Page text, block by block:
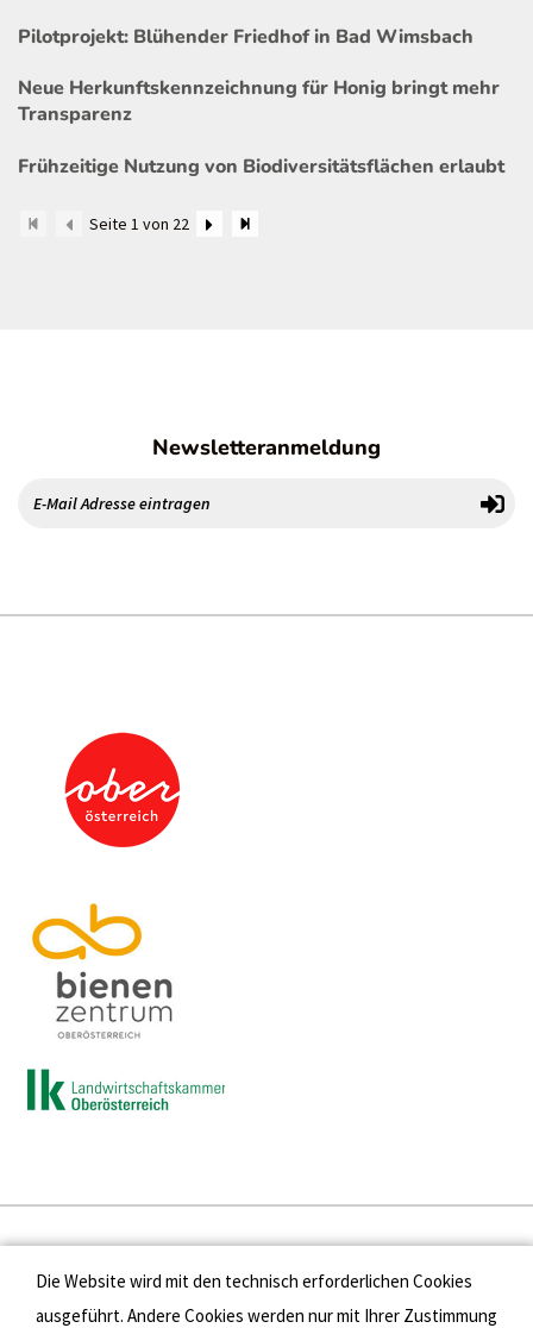
Pilotprojekt: Blühender Friedhof in Bad Wimsbach
Neue Herkunftskennzeichnung für Honig bringt mehr
Transparenz
Frühzeitige Nutzung von Biodiversitätsflächen erlaubt
Seite 1 von 22
Newsletteranmeldung
Presse
Kontakt
Die Website wird mit den technisch erforderlichen Cookies
ausgeführt. Andere Cookies werden nur mit Ihrer Zustimmung